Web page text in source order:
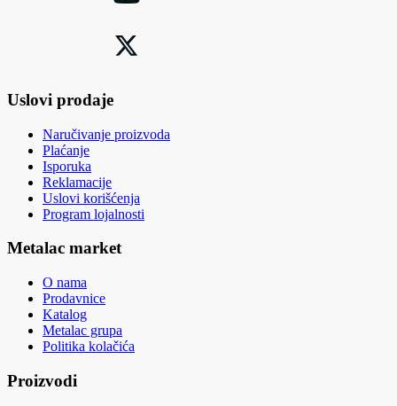
Uslovi prodaje
Naručivanje proizvoda
Plaćanje
Isporuka
Reklamacije
Uslovi korišćenja
Program lojalnosti
Metalac market
O nama
Prodavnice
Katalog
Metalac grupa
Politika kolačića
Proizvodi